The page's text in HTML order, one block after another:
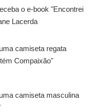
o e-book "Encontrei
Lacerda
camiseta regata
Compaixão"
camiseta masculina